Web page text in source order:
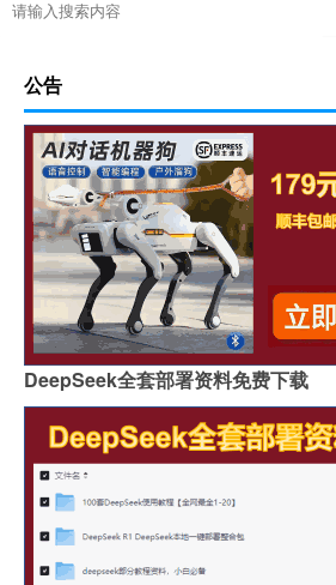
公告
DeepSeek全套部署资料免费下载